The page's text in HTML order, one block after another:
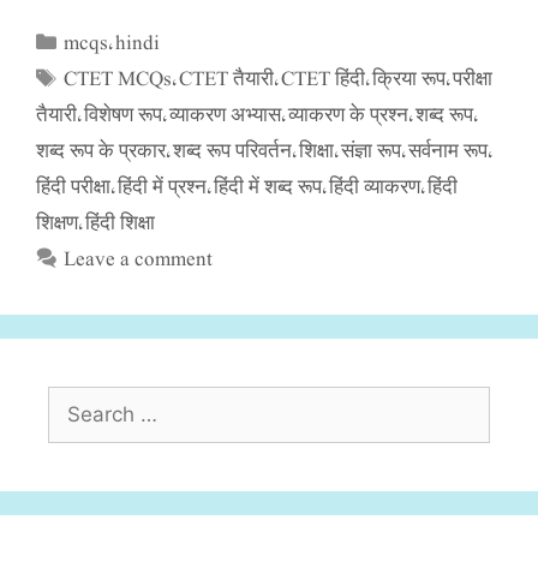
Categories
mcqs,hindi
Tags
CTET MCQs,CTET तैयारी,CTET हिंदी,क्रिया रूप,परीक्षा
तैयारी, विशेषण रूप, व्याकरण अभ्यास, व्याकरण के प्रश्न, शब्द रूप,
शब्द रूप के प्रकार, शब्द रूप परिवर्तन, शिक्षा, संज्ञा रूप, सर्वनाम रूप,
हिंदी परीक्षा, हिंदी में प्रश्न, हिंदी में शब्द रूप, हिंदी व्याकरण, हिंदी
शिक्षण, हिंदी शिक्षा
Leave a comment